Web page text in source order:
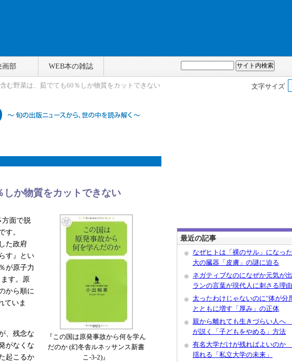
画部 WEB本の雑誌
文字サイズ
む野菜は、茹でても60％しか物質をカットできない
か物質をカットできない
『この国は原発事故から何を学ん
だのか (幻冬舎ルネッサンス新書
こ-3-2)』
面で脱
す。
た政府
す』とい
が原子力
す。原
から順に
ていま
、残念な
がなくな
起こるか
最近の記事
なぜヒトは「裸のサル」になっ
大の臓器「皮膚」の謎に迫る
ネガティブなのになぜか元気が
ランの言葉が現代人に刺さる理由
太ったわけじゃないのに"体が
とともに増す「厚み」の正体
親から離れても生きづらい人へ
が説く「子どもをやめる」方法
有名大学だけが残ればよいのか
揺れる「私立大学の未来」